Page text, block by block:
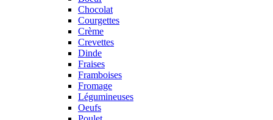
Chocolat
Courgettes
Crème
Crevettes
Dinde
Fraises
Framboises
Fromage
Légumineuses
Oeufs